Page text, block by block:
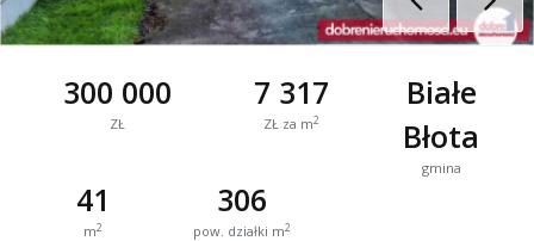
300 000
ZŁ
7 317
ZŁ za m2
Białe
Błota
gmina
41
m2
306
pow. działki m2